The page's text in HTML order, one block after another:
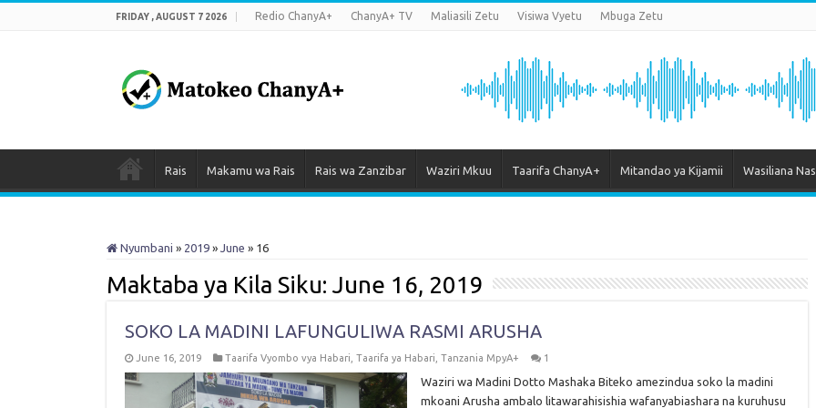
FRIDAY , AUGUST 7 2026 Redio ChanyA+ ChanyA+ TV Maliasili Zetu Visiwa Vyetu Mbuga Zetu
Rais Makamu wa Rais Rais wa Zanzibar Waziri Mkuu Taarifa ChanyA+ Mitandao ya Kijamii Wasiliana
Nyumbani » 2019 » June » 16
Maktaba ya Kila Siku: June 16, 2019
SOKO LA MADINI LAFUNGULIWA RASMI ARUSHA
June 16, 2019 Taarifa Vyombo vya Habari Taarifa ya Habari Tanzania MpyA+ 1
Waziri wa Madini Dotto Mashaka Biteko amezindua soko la madini
mkoani Arusha ambalo litawarahisishia wafanyabiashara na kuruhusu